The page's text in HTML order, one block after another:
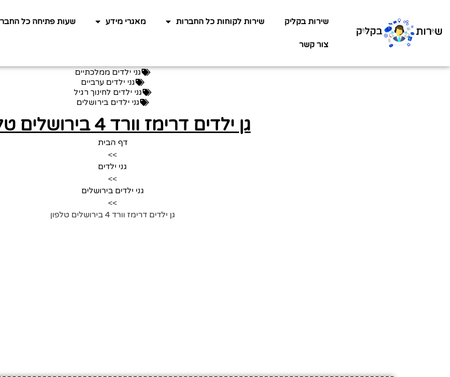
שירות בקליק שירות לקוחות כל החברות מאגרי מידע שעות פתיחה כל
צור קשר
גני ילדים ממלכתיים
גני ילדים ערביים
גני ילדים לחינוך רגיל
גני ילדים בירושלים
גן ילדים דרימז וורד 4 בירושלים טלפון
דף הבית
>>
גני ילדים
>>
גני ילדים בירושלים
>>
גן ילדים דרימז וורד 4 בירושלים טלפון